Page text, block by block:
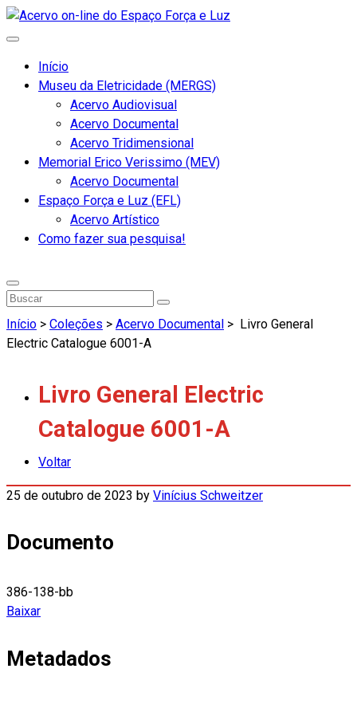
Início
Museu da Eletricidade (MERGS)
Acervo Audiovisual
Acervo Documental
Acervo Tridimensional
Memorial Erico Verissimo (MEV)
Acervo Documental
Espaço Força e Luz (EFL)
Acervo Artístico
Como fazer sua pesquisa!
Início > Coleções > Acervo Documental > Livro General
Electric Catalogue 6001-A
Livro General Electric
Catalogue 6001-A
Voltar
25 de outubro de 2023 by Vinícius Schweitzer
Documento
386-138-bb
Baixar
Metadados